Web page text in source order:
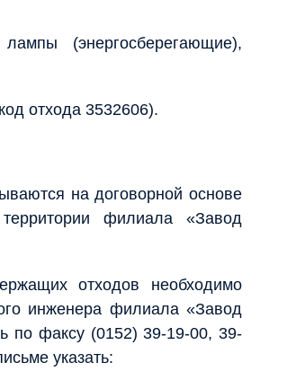
(энергосберегающие),
отхода 3532606).
на договорной основе
филиала «Завод
отходов необходимо
инженера филиала «Завод
по факсу (0152) 39-19-00, 39-
указать: